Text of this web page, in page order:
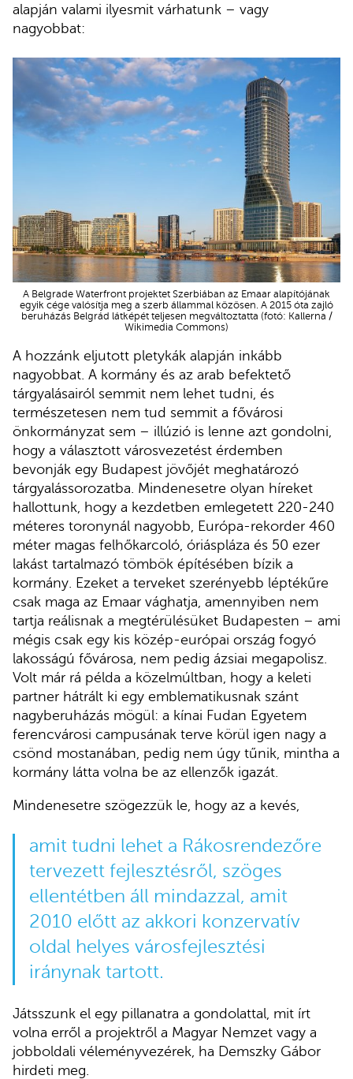
alapján valami ilyesmit várhatunk – vagy
nagyobbat:
A Belgrade Waterfront projektet Szerbiában az Emaar alapítójának
egyik cége valósítja meg a szerb állammal közösen. A 2015 óta zajló
beruházás Belgrád látképét teljesen megváltoztatta (fotó: Kallerna /
Wikimedia Commons)
A hozzánk eljutott pletykák alapján inkább
nagyobbat. A kormány és az arab befektető
tárgyalásairól semmit nem lehet tudni, és
természetesen nem tud semmit a fővárosi
önkormányzat sem – illúzió is lenne azt gondolni,
hogy a választott városvezetést érdemben
bevonják egy Budapest jövőjét meghatározó
tárgyalássorozatba. Mindenesetre olyan híreket
hallottunk, hogy a kezdetben emlegetett 220-240
méteres toronynál nagyobb, Európa-rekorder 460
méter magas felhőkarcoló, óriáspláza és 50 ezer
lakást tartalmazó tömbök építésében bízik a
kormány. Ezeket a terveket szerényebb léptékűre
csak maga az Emaar vághatja, amennyiben nem
tartja reálisnak a megtérülésüket Budapesten – ami
mégis csak egy kis közép-európai ország fogyó
lakosságú fővárosa, nem pedig ázsiai megapolisz.
Volt már rá példa a közelmúltban, hogy a keleti
partner hátrált ki egy emblematikusnak szánt
nagyberuházás mögül: a kínai Fudan Egyetem
ferencvárosi campusának terve körül igen nagy a
csönd mostanában, pedig nem úgy tűnik, mintha a
kormány látta volna be az ellenzők igazát.
Mindenesetre szögezzük le, hogy az a kevés,
amit tudni lehet a Rákosrendezőre
tervezett fejlesztésről, szöges
ellentétben áll mindazzal, amit
2010 előtt az akkori konzervatív
oldal helyes városfejlesztési
iránynak tartott.
Játsszunk el egy pillanatra a gondolattal, mit írt
volna erről a projektről a Magyar Nemzet vagy a
jobboldali véleményvezérek, ha Demszky Gábor
hirdeti meg.